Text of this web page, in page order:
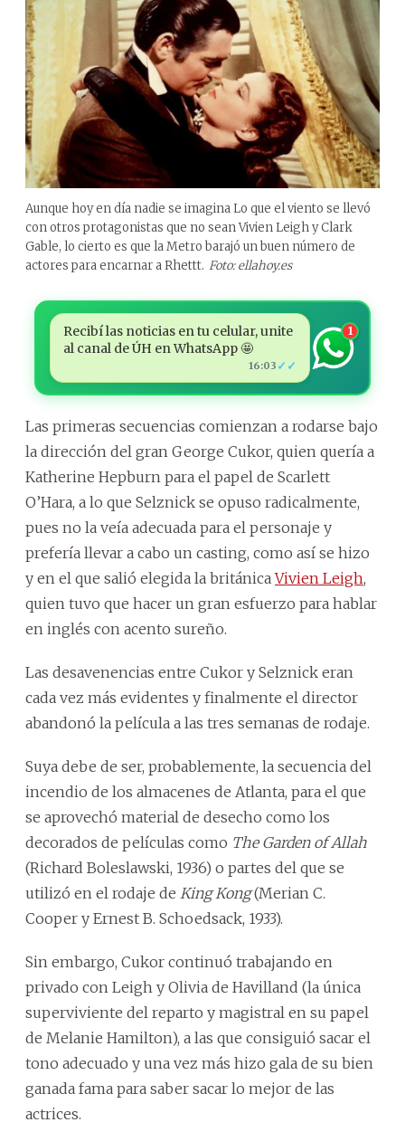
Aunque hoy en día nadie se imagina Lo que el viento se llevó
con otros protagonistas que no sean Vivien Leigh y Clark
Gable, lo cierto es que la Metro barajó un buen número de
actores para encarnar a Rhettt. Foto: ellahoy.es
Recibí las noticias en tu celular, unite
al canal de ÚH en WhatsApp 🤩
16:03 ✓✓
1
Las primeras secuencias comienzan a rodarse bajo
la dirección del gran George Cukor, quien quería a
Katherine Hepburn para el papel de Scarlett
O’Hara, a lo que Selznick se opuso radicalmente,
pues no la veía adecuada para el personaje y
prefería llevar a cabo un casting, como así se hizo
y en el que salió elegida la británicaVivien Leigh,
quien tuvo que hacer un gran esfuerzo para hablar
en inglés con acento sureño.
Las desavenencias entre Cukor y Selznick eran
cada vez más evidentes y finalmente el director
abandonó la película a las tres semanas de rodaje.
Suya debe de ser, probablemente, la secuencia del
incendio de los almacenes de Atlanta, para el que
se aprovechó material de desecho como los
decorados de películas como The Garden of Allah
(Richard Boleslawski, 1936) o partes del que se
utilizó en el rodaje de King Kong(Merian C.
Cooper y Ernest B. Schoedsack, 1933).
Sin embargo, Cukor continuó trabajando en
privado con Leigh y Olivia de Havilland (la única
superviviente del reparto y magistral en su papel
de Melanie Hamilton), a las que consiguió sacar el
tono adecuado y una vez más hizo gala de su bien
ganada fama para saber sacar lo mejor de las
actrices.